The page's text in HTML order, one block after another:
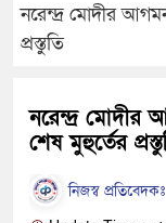
নরেন্দ্র মোদীর
প্রস্তুতি
নরেন্দ্র মোদীর
শেষ মুহুর্তের
নিজস্ব প্রতিবেদকঃ